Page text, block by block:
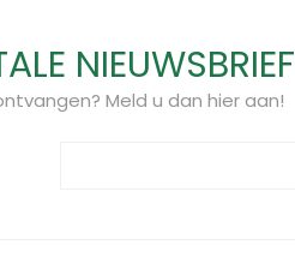
NIEUWSBRIEF
Meld u dan hier aan!